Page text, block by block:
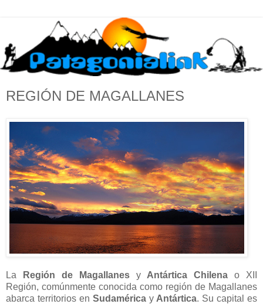
REGIÓN DE MAGALLANES
La Región de Magallanesy Antártica Chilena o XII
Región, comúnmente conocida como región de Magallanes
abarca territorios en Sudaméricay Antártica. Su capital es